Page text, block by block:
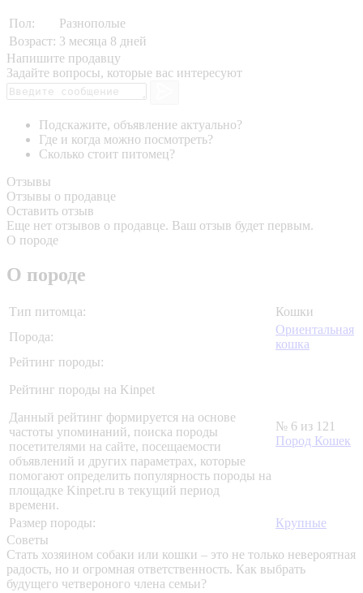
Пол:
Разнополые
Возраст: 3 месяца 8 дней
Напишите продавцу
Задайте вопросы, которые вас интересуют
Подскажите, объявление актуально?
Где и когда можно посмотреть?
Сколько стоит питомец?
Отзывы
Отзывы о продавце
Оставить отзыв
Еще нет отзывов о продавце. Ваш отзыв будет первым.
О породе
О породе
Тип питомца:
Кошки
Порода:
Ориентальная
кошка
Рейтинг породы:
Рейтинг породы на Kinpet
Данный рейтинг формируется на основе
частоты упоминаний, поиска породы
посетителями на сайте, посещаемости
объявлений и других параметрах, которые
помогают определить популярность породы на
площадке Kinpet.ru в текущий период
времени.
№ 6 из 121
Пород Кошек
Размер породы:
Крупные
Советы
Стать хозяином собаки или кошки – это не только невероятная
радость, но и огромная ответственность. Как выбрать
будущего четвероного члена семьи?